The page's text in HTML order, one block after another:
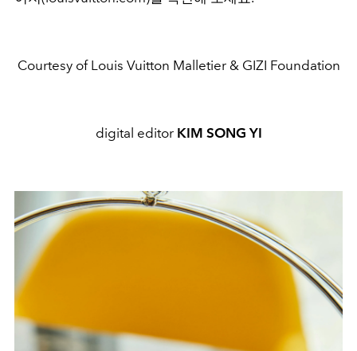
Courtesy of Louis Vuitton Malletier & GIZI Foundation
digital editor KIM SONG YI